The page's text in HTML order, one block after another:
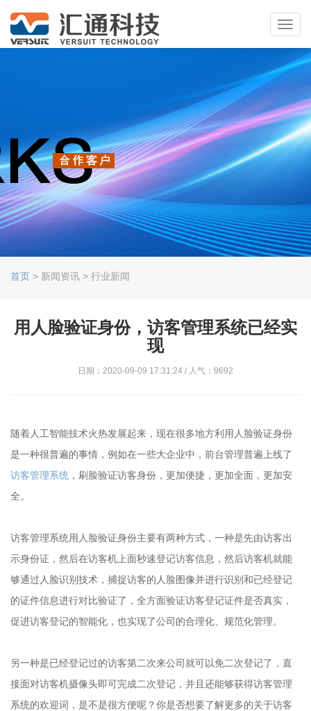
首页 > 新闻资讯 > 行业新闻
用人脸验证身份，访客管理系统已经实
现
日期：2020-09-09 17:31:24 / 人气：9692
随着人工智能技术火热发展起来，现在很多地方利用人脸验证身份
是一种很普遍的事情，例如在一些大企业中，前台管理普遍上线了
访客管理系统 ，刷脸验证访客身份，更加便捷，更加全面，更加安
全。
访客管理系统用人脸验证身份主要有两种方式，一种是先由访客出
示身份证，然后在访客机上面秒速登记访客信息，然后访客机就能
够通过人脸识别技术，捕捉访客的人脸图像并进行识别和已经登记
的证件信息进行对比验证了，全方面验证访客登记证件是否真实，
促进访客登记的智能化，也实现了公司的合理化、规范化管理。
另一种是已经登记过的访客第二次来公司就可以免二次登记了，直
接面对访客机摄像头即可完成二次登记，并且还能够获得访客管理
系统的欢迎词，是不是很方便呢？你是否想要了解更多的关于访客